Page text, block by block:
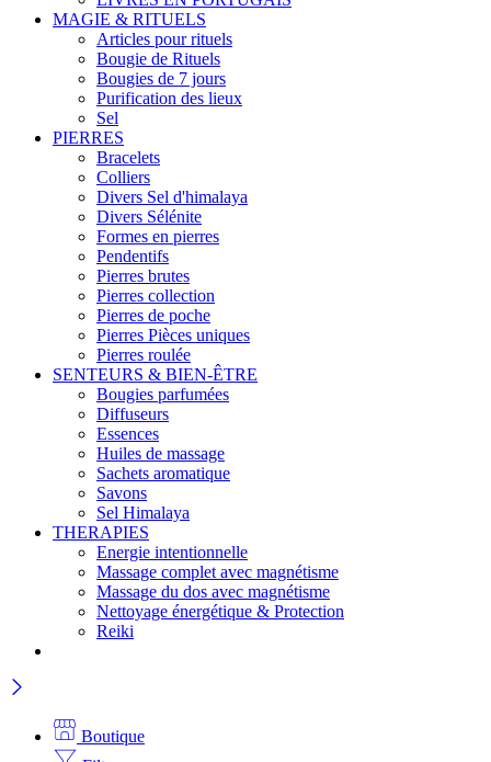
MAGIE & RITUELS
Articles pour rituels
Bougie de Rituels
Bougies de 7 jours
Purification des lieux
Sel
PIERRES
Bracelets
Colliers
Divers Sel d'himalaya
Divers Sélénite
Formes en pierres
Pendentifs
Pierres brutes
Pierres collection
Pierres de poche
Pierres Pièces uniques
Pierres roulée
SENTEURS & BIEN-ÊTRE
Bougies parfumées
Diffuseurs
Essences
Huiles de massage
Sachets aromatique
Savons
Sel Himalaya
THERAPIES
Energie intentionnelle
Massage complet avec magnétisme
Massage du dos avec magnétisme
Nettoyage énergétique & Protection
Reiki
Boutique